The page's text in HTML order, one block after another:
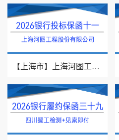
【上海市】上海河图工程股份有限公司/投标保函/2026银行投标保函十一